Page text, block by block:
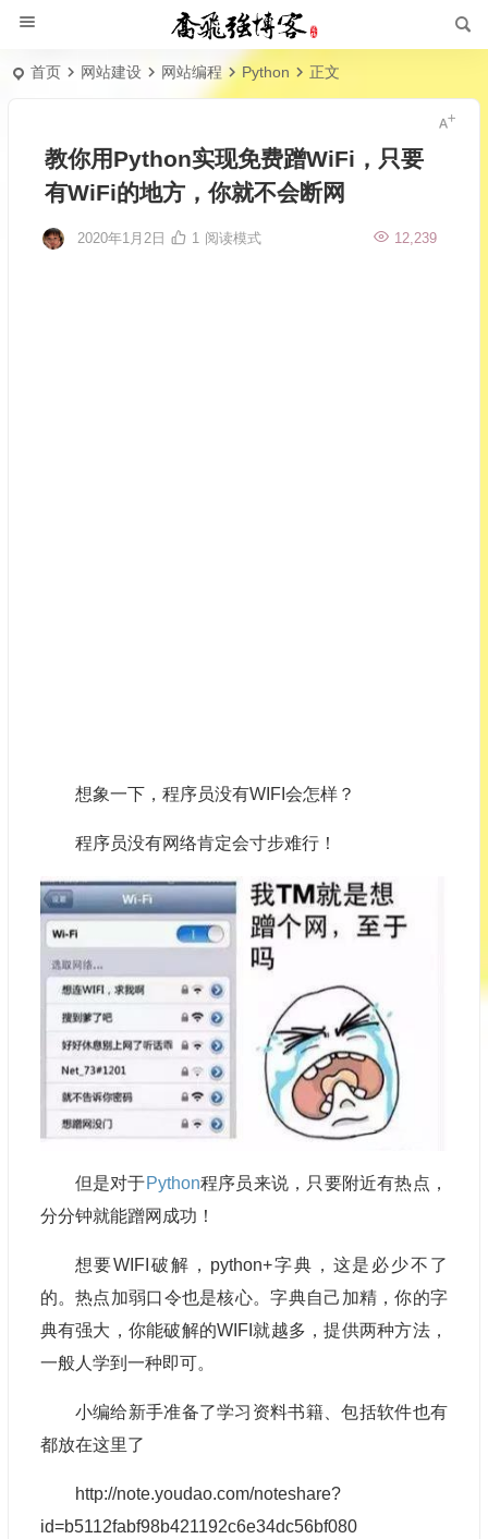
首页 网站建设 网站编程 Python 正文
教你用Python实现免费蹭WiFi，只要
有WiFi的地方，你就不会断网
2020年1月2日 12,239
1 阅读模式
想象一下，程序员没有WIFI会怎样？
程序员没有网络肯定会寸步难行！
但是对于Python程序员来说，只要附近有热点，
分分钟就能蹭网成功！
想要WIFI破解，python+字典，这是必少不了
的。热点加弱口令也是核心。字典自己加精，你的字
典有强大，你能破解的WIFI就越多，提供两种方法，
一般人学到一种即可。
小编给新手准备了学习资料书籍、包括软件也有
都放在这里了
http://note.youdao.com/noteshare?
id=b5112fabf98b421192c6e34dc56bf080